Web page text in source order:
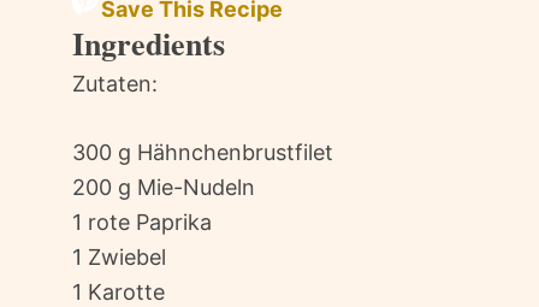
Save This Recipe
Ingredients
Zutaten:
300 g Hähnchenbrustfilet
200 g Mie-Nudeln
1 rote Paprika
1 Zwiebel
1 Karotte